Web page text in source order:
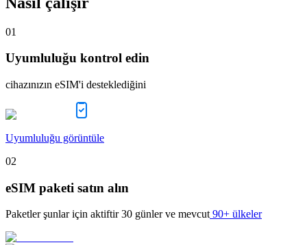
01
Uyumluluğu kontrol edin
cihazınızın eSIM'i desteklediğini
Uyumluluğu görüntüle
02
eSIM paketi satın alın
Paketler şunlar için aktiftir 30 günler ve mevcut 90+ ülkeler